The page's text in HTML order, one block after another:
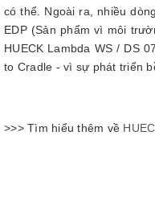
có thể. Ngoài ra, nhiều
EDP (Sản phẩm vì môi
HUECK Lambda WS / DS
to Cradle - vì sự phát triển
>>> Tìm hiểu thêm về